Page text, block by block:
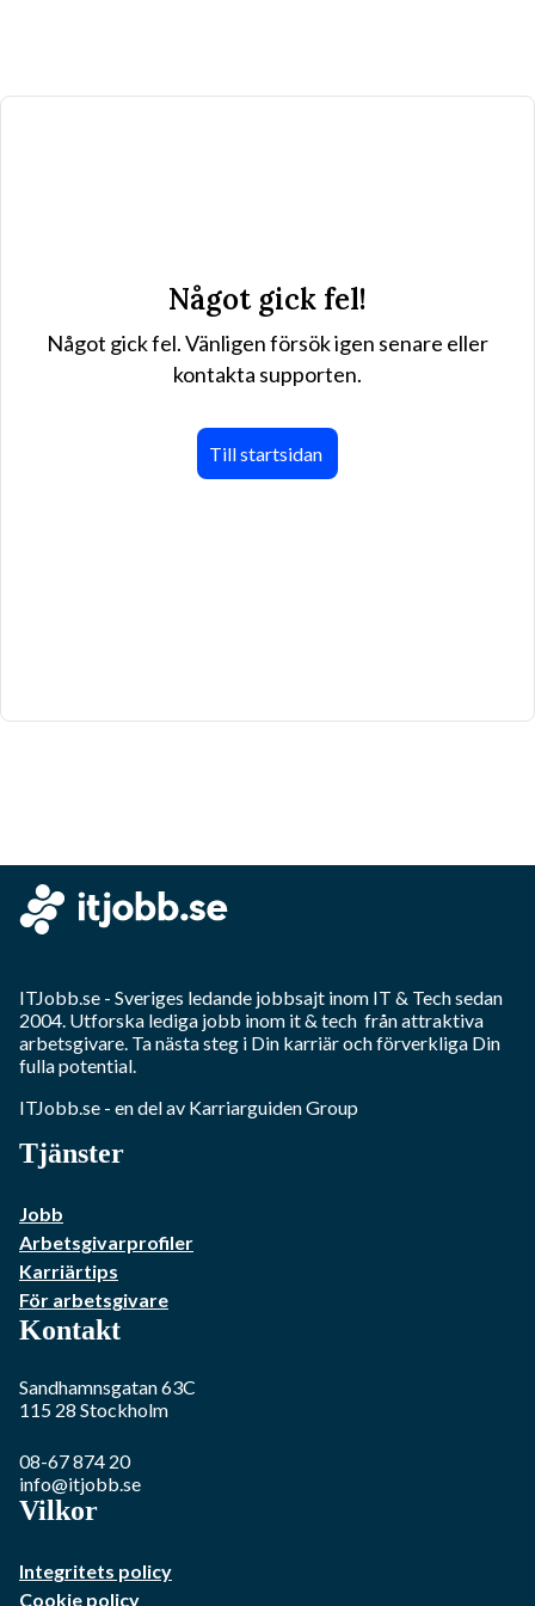
Något gick fel!
Något gick fel. Vänligen försök igen senare eller
kontakta supporten.
Till startsidan
ITJobb.se - Sveriges ledande jobbsajt inom IT & Techsedan
2004. Utforska lediga jobb inom it & tech från attraktiva
arbetsgivare. Ta nästa steg i Din karriär och förverkliga Din
fulla potential.
ITJobb.se - en del av Karriarguiden Group
Tjänster
Jobb
Arbetsgivarprofiler
Karriärtips
För arbetsgivare
Kontakt
Sandhamnsgatan 63C
115 28 Stockholm
08-67 874 20
info@itjobb.se
Vilkor
Integritets policy
Cookie policy